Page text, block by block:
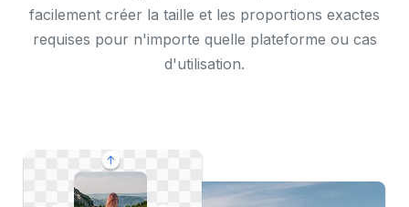
facilement créer la taille et les proportions exactes
requises pour n'importe quelle plateforme ou cas
d'utilisation.